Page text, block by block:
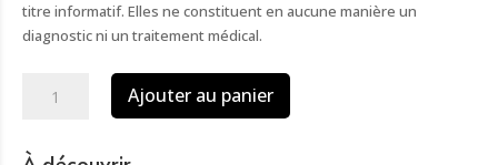
titre informatif. Elles ne constituent en aucune manière un
diagnostic ni un traitement médical.
aventurine
Ajouter au panier